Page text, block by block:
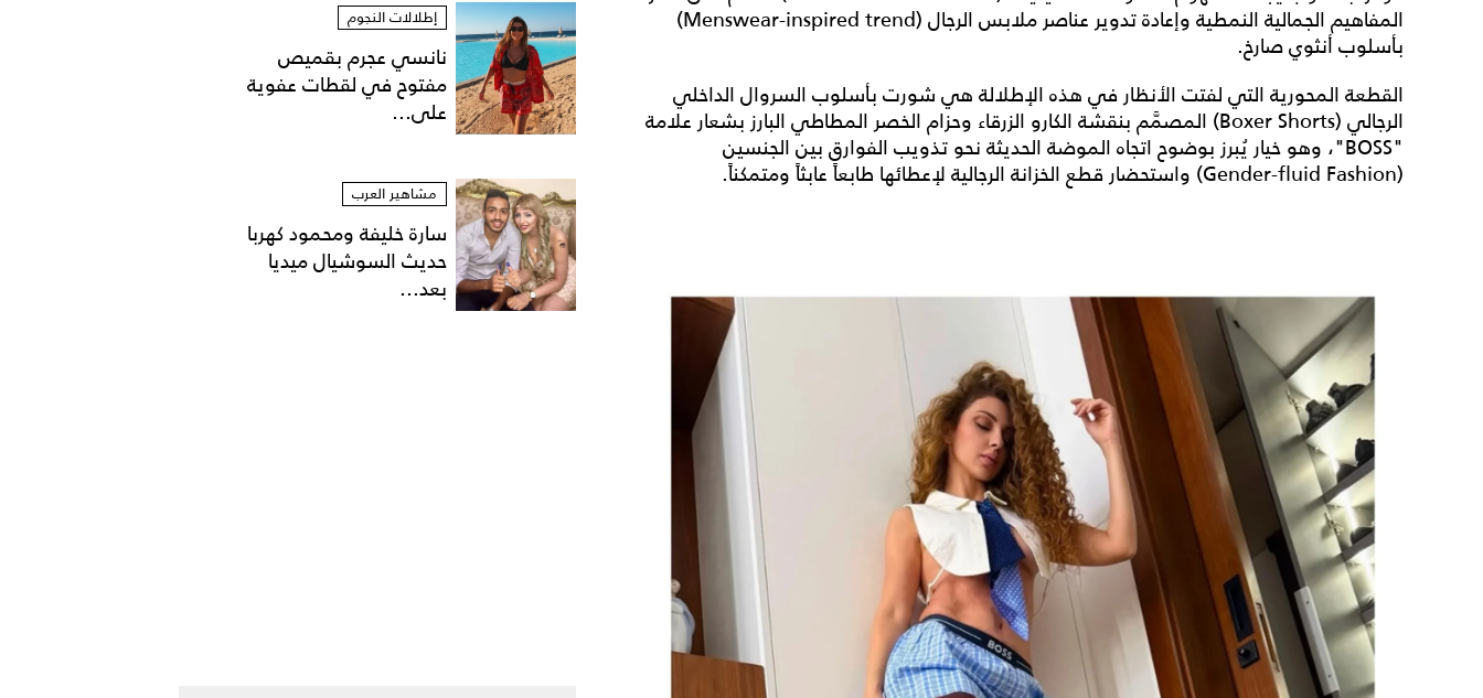
المفاهيم الجمالية النمطية وإعادة تدوير عناصر ملابس الرجال (Menswear-inspired trend)
بأسلوب أنثوي صارخ.
القطعة المحورية التي لفتت الأنظار في هذه الإطلالة هي شورت بأسلوب السروال الداخلي
الرجالي (Boxer Shorts) المصمَّم بنقشة الكارو الزرقاء وحزام الخصر المطاطي البارز بشعار علامة
"BOSS"، وهو خيار يُبرز بوضوح اتجاه الموضة الحديثة نحو تذويب الفوارق بين الجنسين
(Gender-fluid Fashion) واستحضار قطع الخزانة الرجالية لإعطائها طابعاً عابثاً ومتمكناً.
إطلالات النجوم
نانسي عجرم بقميص
مفتوح في لقطات عفوية
على...
مشاهير العرب
سارة خليفة ومحمود كهربا
حديث السوشيال ميديا
بعد...